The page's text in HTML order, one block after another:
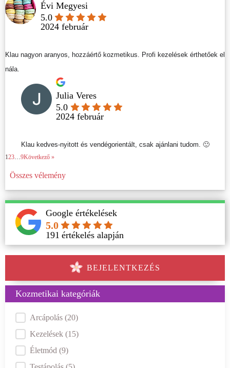
Kozmetikai kategóriák
Kategóriák
Arcápolás (20)
Kezelések (15)
Életmód (9)
BEJELENTKEZÉS
Google értékelések
5.0
191 értékelés alapján
Évi Megyesi
5.0
2024 február
Klau nagyon aranyos, hozzáértő kozmetikus. Profi kezelések érthetőek el
nála.
Julia Veres
5.0
2024 február
Klau kedves-nyitott és vendégorientált, csak ajánlani tudom. 🙂
123 9Következő »
Összes vélemény